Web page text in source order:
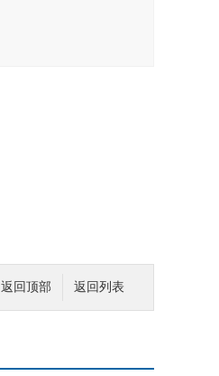
返回列表
返回顶部